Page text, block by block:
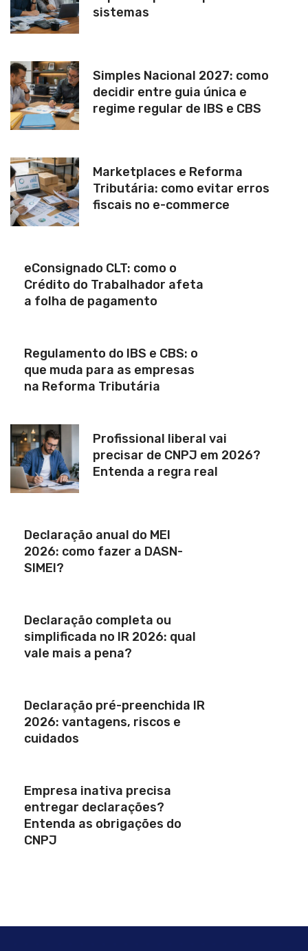
sistemas
Simples Nacional 2027: como
decidir entre guia única e
regime regular de IBS e CBS
Marketplaces e Reforma
Tributária: como evitar erros
fiscais no e-commerce
eConsignado CLT: como o
Crédito do Trabalhador afeta
a folha de pagamento
Regulamento do IBS e CBS: o
que muda para as empresas
na Reforma Tributária
Profissional liberal vai
precisar de CNPJ em 2026?
Entenda a regra real
Declaração anual do MEI
2026: como fazer a DASN-
SIMEI?
Declaração completa ou
simplificada no IR 2026: qual
vale mais a pena?
Declaração pré-preenchida IR
2026: vantagens, riscos e
cuidados
Empresa inativa precisa
entregar declarações?
Entenda as obrigações do
CNPJ